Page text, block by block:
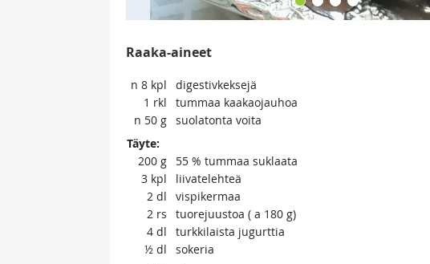
Raaka-aineet
n 8 kpl
digestivkeksejä
1 rkl
tummaa kaakaojauhoa
n 50 g suolatonta voita
Täyte:
200 g
55 % tummaa suklaata
3 kpl
liivatelehteä
2 dl
vispikermaa
2 rs
tuorejuustoa ( a 180 g)
4 dl
turkkilaista jugurttia
½ dl
sokeria